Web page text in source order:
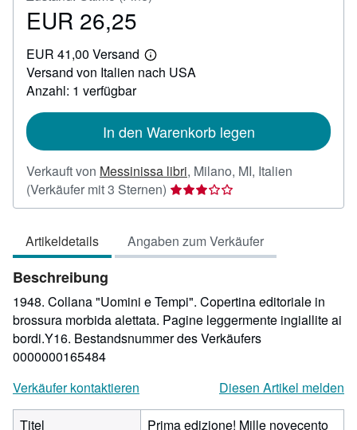
Preis
26,25
EUR 26,25
EUR 41,00 Versand
Weitere
Informationen
Versand von Italien nach USA
Anzahl: 1 verfügbar
In den Warenkorb legen
Verkauft von Messinissa libri, Milano, MI, Italien
(Verkäufer mit 3 Sternen) Verkäuferbewertung
3
5
Sternen
Artikeldetails Angaben zum Verkäufer
Beschreibung
1948. Collana "Uomini e Tempi". Copertina editoriale in
brossura morbida alettata. Pagine leggermente ingiallite ai
bordi.Y16. Bestandsnummer des Verkäufers
0000000165484
Verkäufer kontaktieren
Diesen Artikel melden
Titel
Prima edizione! Mille novecento